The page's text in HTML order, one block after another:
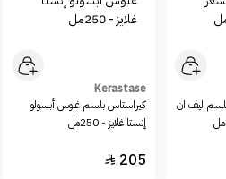
ليف ان
Kerastase
كيراستاس بلسم غلوس أبسولو
إنستا غلايز - 250مل
205
